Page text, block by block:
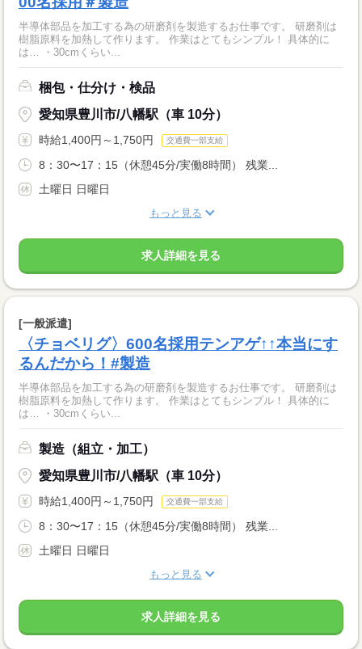
半導体部品を加工する為の研磨剤を製造するお仕事です。 研磨剤は
樹脂原料を加熱して作ります。 作業はとてもシンプル！ 具体的に
は… ・30cmくらい...
梱包・仕分け・検品
愛知県豊川市/八幡駅（車 10分）
時給1,400円～1,750円 交通費一部支給
8：30〜17：15（休憩45分/実働8時間） 残業...
土曜日 日曜日
もっと見る
求人詳細を見る
[一般派遣]
〈チョベリグ〉600名採用テンアゲ↑↑本当にす
るんだから！#製造
半導体部品を加工する為の研磨剤を製造するお仕事です。 研磨剤は
樹脂原料を加熱して作ります。 作業はとてもシンプル！ 具体的に
は… ・30cmくらい...
製造（組立・加工）
愛知県豊川市/八幡駅（車 10分）
時給1,400円～1,750円 交通費一部支給
8：30〜17：15（休憩45分/実働8時間） 残業...
土曜日 日曜日
もっと見る
求人詳細を見る